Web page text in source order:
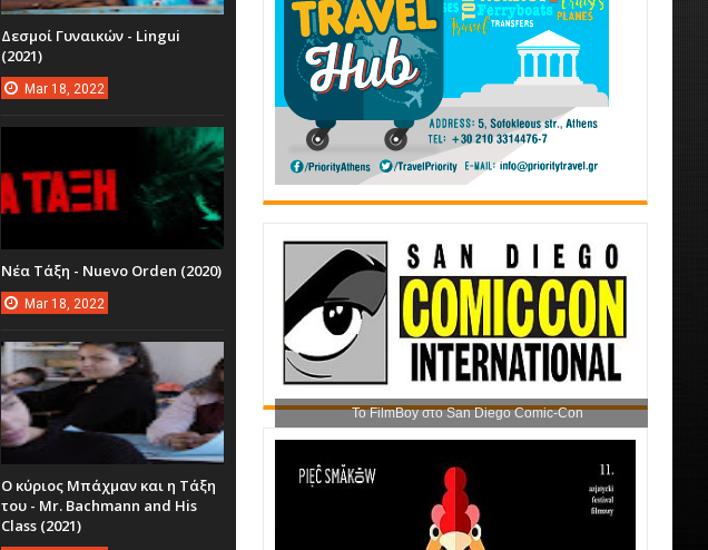
Το FilmBoy στο San Diego Comic-Con
Δεσμοί Γυναικών - Lingui
(2021)
Mar 18, 2022
Νέα Τάξη - Nuevo Orden (2020)
Mar 18, 2022
Ο κύριος Μπάχμαν και η Τάξη
του - Mr. Bachmann and His
Class (2021)